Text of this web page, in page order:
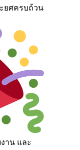
ยศครบถ้วน
าน และ